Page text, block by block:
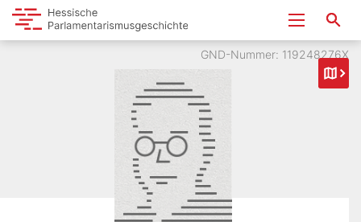
GND-Nummer: 119248276X